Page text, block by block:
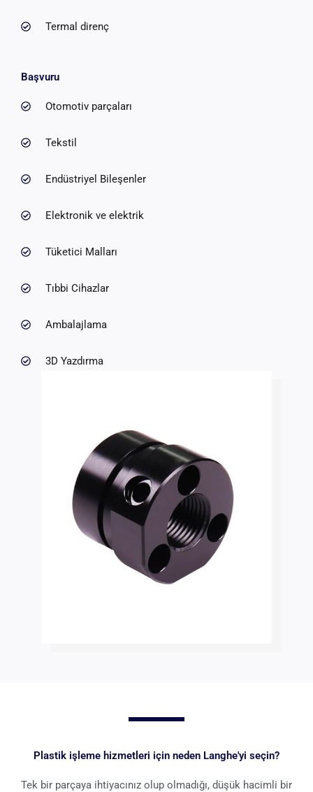
Termal direnç
Başvuru
Otomotiv parçaları
Tekstil
Endüstriyel Bileşenler
Elektronik ve elektrik
Tüketici Malları
Tıbbi Cihazlar
Ambalajlama
3D Yazdırma
Plastik işleme hizmetleri için neden Langhe'yi seçin?
Tek bir parçaya ihtiyacınız olup olmadığı, düşük hacimli bir